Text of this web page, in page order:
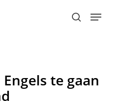
search
Menu
te gaan